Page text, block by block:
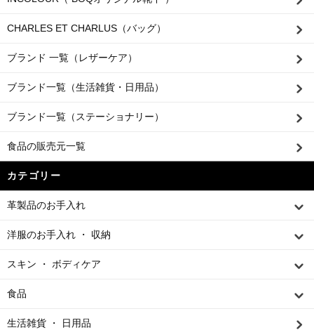
CHARLES ET CHARLUS（バッグ）
ブランド 一覧（レザーケア）
ブランド一覧（生活雑貨・日用品）
ブランド一覧（ステーショナリー）
食品の販売元一覧
カテゴリー
革製品のお手入れ
洋服のお手入れ ・ 収納
スキン ・ ボディケア
食品
生活雑貨 ・ 日用品